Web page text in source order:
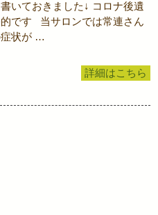
いておきました↓ コロナ後遺
です 当サロンでは常連さん
症状が …
詳細はこちら